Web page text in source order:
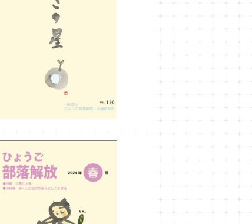
ひょうご部落解放190号
¥990
ひょうご部落解放187号